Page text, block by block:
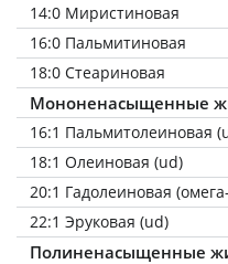
14:0 Миристиновая
16:0 Пальмитиновая
18:0 Стеариновая
Мононенасыщенные
16:1 Пальмитолеиновая
18:1 Олеиновая (ud)
20:1 Гадолеиновая
22:1 Эруковая (ud)
Полиненасыщенные